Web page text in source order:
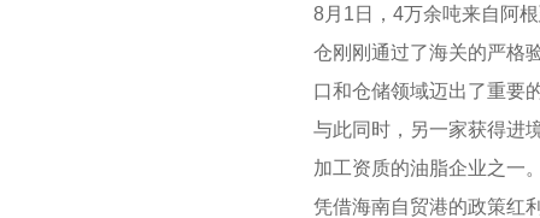
8月1日，4万余吨来自阿
仓刚刚通过了海关的严格
口和仓储领域迈出了重要
与此同时，另一家获得进
加工资质的油脂企业之一
凭借海南自贸港的政策红